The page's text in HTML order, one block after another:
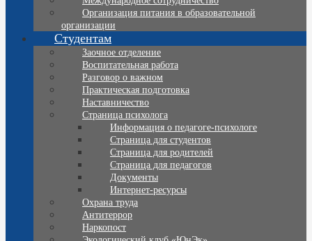
Организация питания в образовательной
организации
Студентам
Заочное отделение
Воспитательная работа
Разговор о важном
Практическая подготовка
Наставничество
Страница психолога
Информация о педагоге-психологе
Страница для студентов
Страница для родителей
Страница для педагогов
Документы
Интернет-ресурсы
Охрана труда
Антитеррор
Наркопост